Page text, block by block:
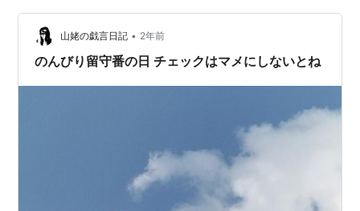
山姥の戯言日記 • 2年前
のんびり留守番の日 チェックはマメにしないとね